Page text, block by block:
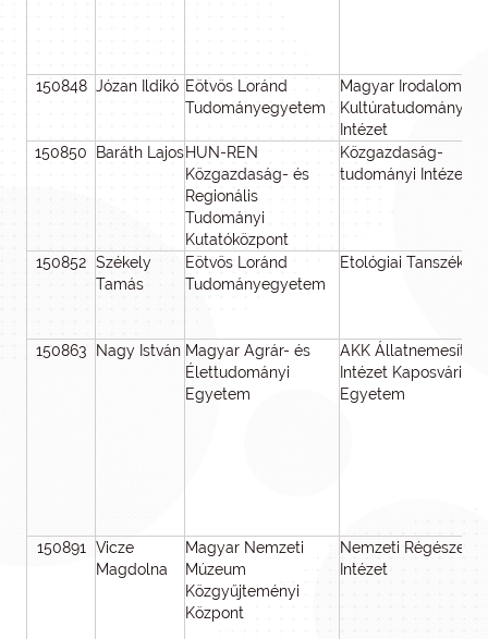
150848 Józan Ildikó Eötvös Loránd
Tudományegyetem
Magyar Irodalom- és
Kultúratudományi
Intézet
150850
Baráth LajosHUN-REN
Közgazdaság- és
Regionális
Tudományi
Kutatóközpont
Közgazdaság-
tudományi Intézet
150852 Székely
Tamás
Eötvös Loránd
Tudományegyetem
Etológiai Tanszék
150863 Nagy István Magyar Agrár- és
Élettudományi
Egyetem
AKK Állatnemesítési
Intézet Kaposvári
Egyetem
150891
Vicze
Magdolna
Magyar Nemzeti
Múzeum
Közgyűjteményi
Központ
Nemzeti Régészeti
Intézet